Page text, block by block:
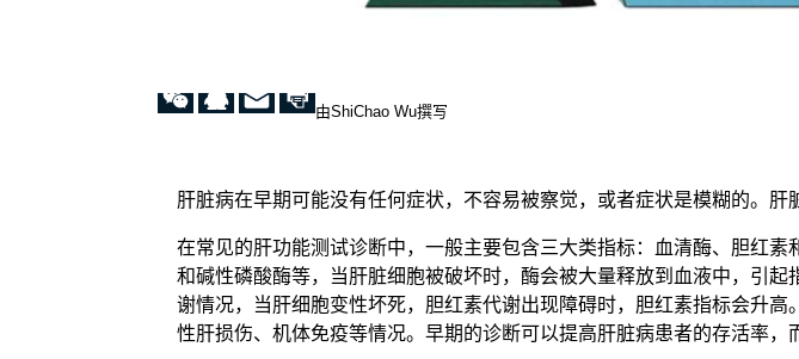
由ShiChao Wu撰写
肝脏病在早期可能没有任何症状，不容易被察觉，或者症状是模糊的。
在常见的肝功能测试诊断中，一般主要包含三大类指标：血清酶、胆红
和碱性磷酸酶等，当肝脏细胞被破坏时，酶会被大量释放到血液中，引
谢情况，当肝细胞变性坏死，胆红素代谢出现障碍时，胆红素指标会升
性肝损伤、机体免疫等情况。早期的诊断可以提高肝脏病患者的存活率